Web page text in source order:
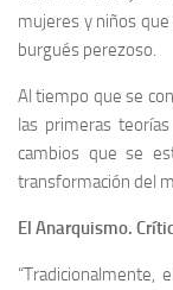
mujeres y niños
burgués perezoso.
Al tiempo que se
las primeras
cambios que se
transformación del
El Anarquismo.
“Tradicionalmente,